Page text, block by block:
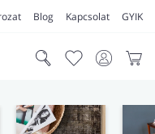
Blog Kapcsolat GYIK